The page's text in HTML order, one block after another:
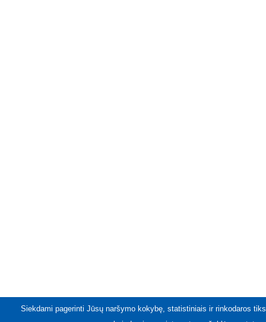
Siekdami pagerinti Jūsų naršymo kokybę, statistiniais ir rinkodaros